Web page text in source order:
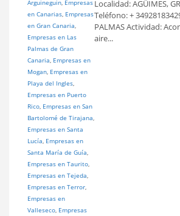
Arguineguin, Empresas
en Canarias, Empresas
en Gran Canaria,
Empresas en Las
Palmas de Gran
Canaria, Empresas en
Mogan, Empresas en
Playa del Ingles,
Empresas en Puerto
Rico, Empresas en San
Bartolomé de Tirajana,
Empresas en Santa
Lucía, Empresas en
Santa María de Guía,
Empresas en Taurito,
Empresas en Tejeda,
Empresas en Terror,
Empresas en
Valleseco, Empresas
Localidad: AGÜIMES,
Teléfono: +
PALMAS Actividad:
aire...